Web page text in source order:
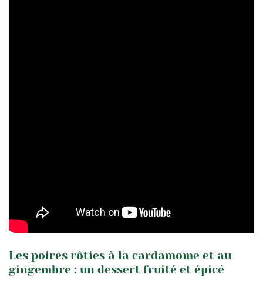
Les poires rôties à la cardamome et au
gingembre : un dessert fruité et épicé